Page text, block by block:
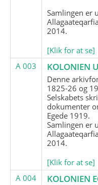
Samlingen er
2014.
[Klik for at se]
A 003
KOLONIEN
Denne
1825-26 og
Selskabets
dokumenter
Egede 1919.
Samlingen er
2014.
[Klik for at se]
A 004
KOLONIEN